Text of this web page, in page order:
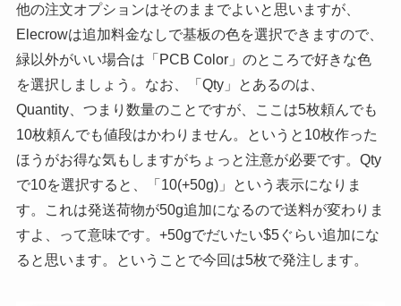
他の注文オプションはそのままでよいと思いますが、
Elecrowは追加料金なしで基板の色を選択できますので、
緑以外がいい場合は「PCB Color」のところで好きな色
を選択しましょう。なお、「Qty」とあるのは、
Quantity、つまり数量のことですが、ここは5枚頼んでも
10枚頼んでも値段はかわりません。というと10枚作った
ほうがお得な気もしますがちょっと注意が必要です。Qty
で10を選択すると、「10(+50g)」という表示になりま
す。これは発送荷物が50g追加になるので送料が変わりま
すよ、って意味です。+50gでだいたい$5ぐらい追加にな
ると思います。ということで今回は5枚で発注します。